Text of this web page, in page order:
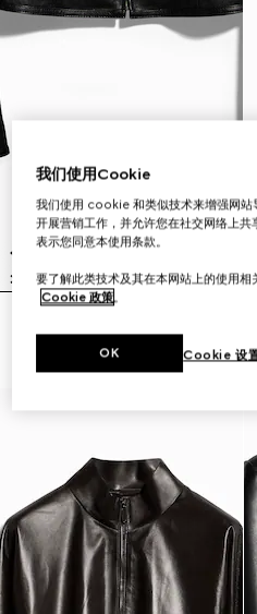
我们使用Cookie
我们使用 cookie 和类似技术来增强网站
开展营销工作，并允许您在社交网络上
表示您同意本使用条款。
要了解此类技术及其在本网站上的使用
Cookie 政策。
Cookie 设
OK